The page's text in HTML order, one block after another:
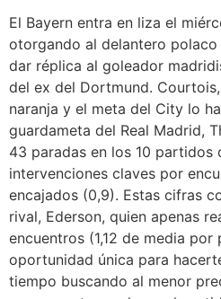
El Bayern entra en liza el
otorgando al delantero
dar réplica al goleador
del ex del Dortmund.
naranja y el meta del City lo
guardameta del Real Madrid,
43 paradas en los 10 partidos
intervenciones claves por
encajados (0,9). Estas cifras
rival, Ederson, quien apenas
encuentros (1,12 de media por
oportunidad única para
tiempo buscando al menor